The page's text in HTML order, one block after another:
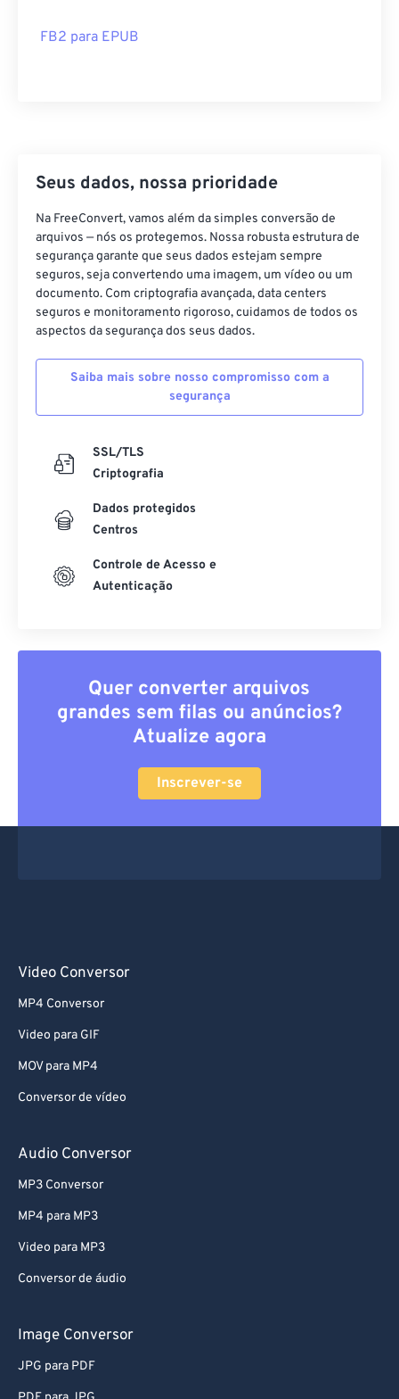
FB2 para EPUB
Seus dados, nossa prioridade
Na FreeConvert, vamos além da simples conversão de
arquivos — nós os protegemos. Nossa robusta estrutura de
segurança garante que seus dados estejam sempre
seguros, seja convertendo uma imagem, um vídeo ou um
documento. Com criptografia avançada, data centers
seguros e monitoramento rigoroso, cuidamos de todos os
aspectos da segurança dos seus dados.
Saiba mais sobre nosso compromisso com a
segurança
SSL/TLS
Criptografia
Dados protegidos
Centros
Controle de Acesso e
Autenticação
Quer converter arquivos
grandes sem filas ou anúncios?
Atualize agora
Inscrever-se
Video Conversor
MP4 Conversor
Video para GIF
MOV para MP4
Conversor de vídeo
Audio Conversor
MP3 Conversor
MP4 para MP3
Video para MP3
Conversor de áudio
Image Conversor
JPG para PDF